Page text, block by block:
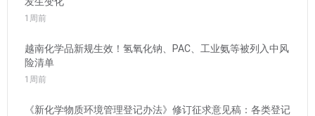
1周前
越南化学品新规生效！氢氧化钠、PAC、工业氨等被列入中风
险清单
1周前
《新化学物质环境管理登记办法》修订征求意见稿：各类登记